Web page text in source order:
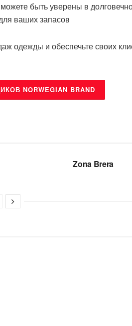
быть уверены в
ваших запасов
одежды и обеспечьте своих
NORWEGIAN BRAND
Zona Brera